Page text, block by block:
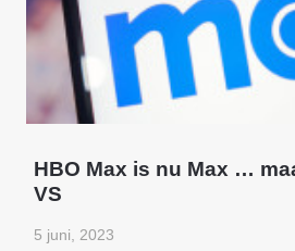
HBO Max is nu Max …
VS
5 juni, 2023